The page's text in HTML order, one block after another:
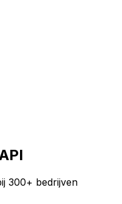
300+ bedrijven